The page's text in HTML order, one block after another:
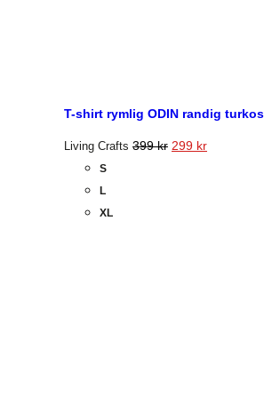
T-shirt rymlig ODIN randig turkos
Living Crafts 399kr 299 kr
S
L
XL